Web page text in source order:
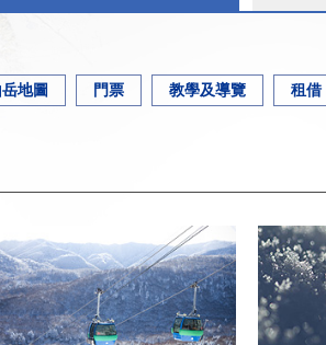
地圖 門票 教學及導覽 租借